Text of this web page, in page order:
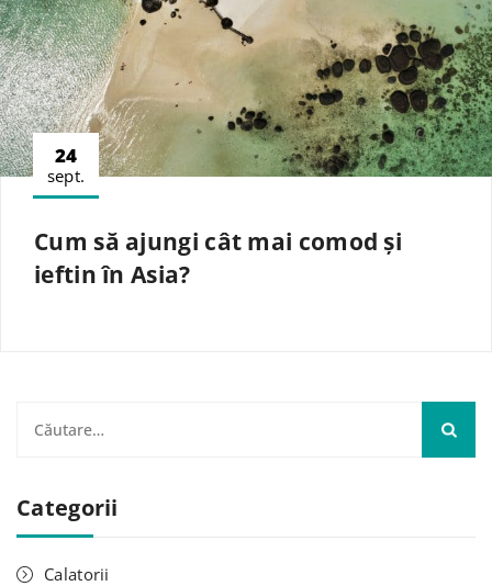
24
sept.
Cum să ajungi cât mai comod și
ieftin în Asia?
t
ă
d
Categorii
Calatorii